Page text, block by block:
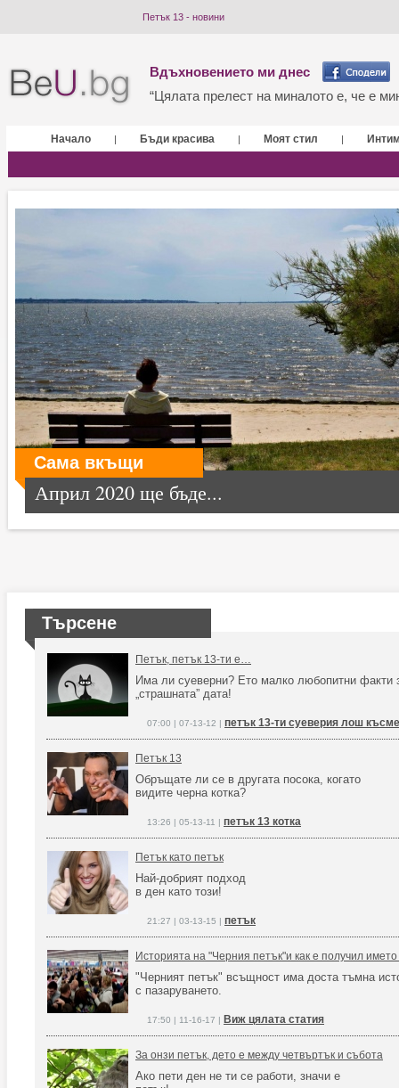
Петък 13 - новини
Вдъхновението ми днес
“Цялата прелест на миналото е, че е
Начало | Бъди красива | Моят стил |
Сама вкъщи
Април 2020 ще бъде...
Търсене
Петък, петък 13-ти е…
Има ли суеверни? Ето малко любопитни факти
„страшната” дата!
07:00 | 07-13-12 | петък 13-ти суеверия лош
Петък 13
Обръщате ли се в другата посока, когато
видите черна котка?
13:26 | 05-13-11 | петък 13 котка
Петък като петък
Най-добрият подход
в ден като този!
21:27 | 03-13-15 | петък
Историята на "Черния петък"и как е получил името
"Черният петък" всъщност има доста тъмна
с пазаруването.
17:50 | 11-16-17 | Виж цялата статия
За онзи петък, дето е между четвъртък и събота
Ако пети ден не ти се работи, значи е